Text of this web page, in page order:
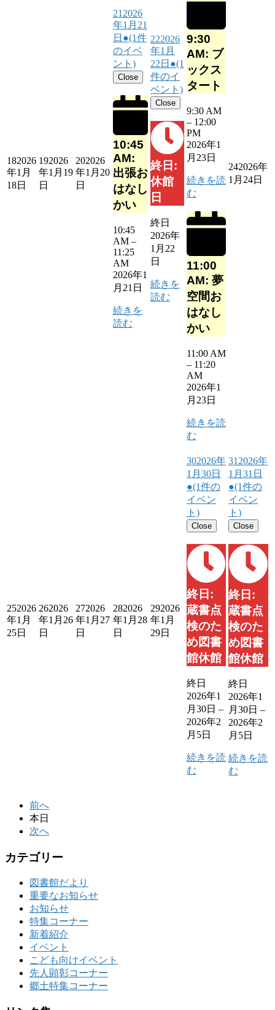
182026
年1月
18日
192026
年1月19
日
202026
年1月20
日
21 2026
年1月21
日 ●(1件
のイベ
ント)
Close
10:45
AM:
出張お
はなし
かい
10:45
AM –
11:25
AM
2026年1
月21日
続きを
読む
222026
年1月
22日 ●(1
件のイ
ベント)
Close
終日:
休館
日
終日
2026年
1月22
日
続きを
読む
9:30
AM: ブ
ックス
タート
9:30 AM
– 12:00
PM
2026年1
月23日
続きを読
む
11:00
AM: 夢
空間お
はなし
かい
11:00 AM
– 11:20
AM
2026年1
月23日
続きを読
む
242026年
1月24日
252026
年1月
25日
262026
年1月26
日
272026
年1月27
日
282026
年1月28
日
292026
年1月
29日
302026年
1月30日
●(1件の
イベン
ト)
Close
終日:
蔵書点
検のた
め図書
館休館
終日
2026年1
月30日 –
2026年2
月5日
続きを読
む
31 2026年
1月31日
●(1件の
イベン
ト)
Close
終日:
蔵書点
検のた
め図書
館休館
終日
2026年1
月30日 –
2026年2
月5日
続きを読
む
前へ
本日
次へ
カテゴリー
図書館だより
重要なお知らせ
お知らせ
特集コーナー
新着紹介
イベント
こども向けイベント
先人顕彰コーナー
郷土特集コーナー